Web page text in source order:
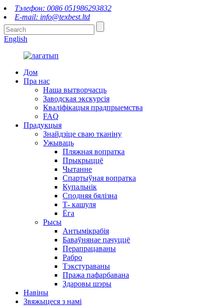
Тэлефон: 0086 051986293832
E-mail: info@texbest.ltd
English
Дом
Пра нас
Наша вытворчасць
Заводская экскурсія
Кваліфікацыя прадпрыемства
FAQ
Прадукцыя
Знайдзіце сваю тканіну
Ужываць
Пляжная вопратка
Прыкрыццё
Чытанне
Спартыўная вопратка
Купальнік
Сподняя бялізна
Т- кашуля
Ёга
Рысы
Антымікрабія
Баваўнянае пачуццё
Перапрацаваны
Рабро
Тэкстураваны
Пража пафарбавана
Здаровы шэры
Навіны
Звяжыцеся з намі